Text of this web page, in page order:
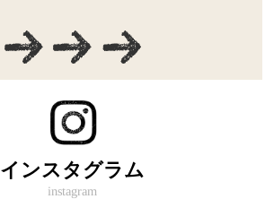
インスタグラム
instagram